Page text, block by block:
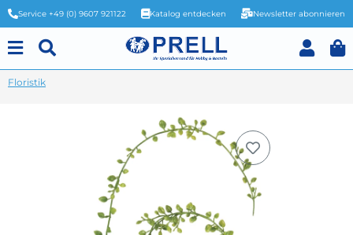
Service +49 (0) 9607 921122 Katalog entdecken Newsletter abonnieren
Floristik